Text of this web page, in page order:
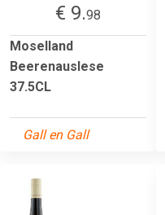
€ 9.98
Moselland
Beerenauslese
37.5CL
Gall en Gall